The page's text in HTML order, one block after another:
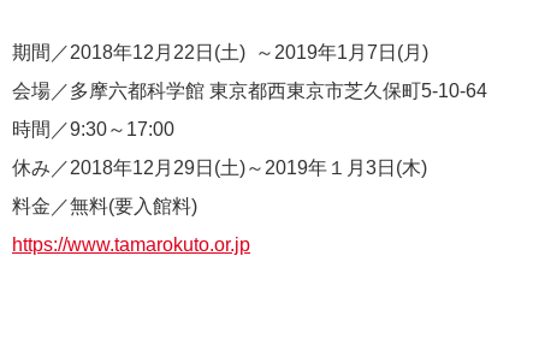
期間／2018年12月22日(土) ～2019年1月7日(月)
会場／多摩六都科学館 東京都西東京市芝久保町5-10-64
時間／9:30～17:00
休み／2018年12月29日(土)～2019年１月3日(木)
料金／無料(要入館料)
https://www.tamarokuto.or.jp